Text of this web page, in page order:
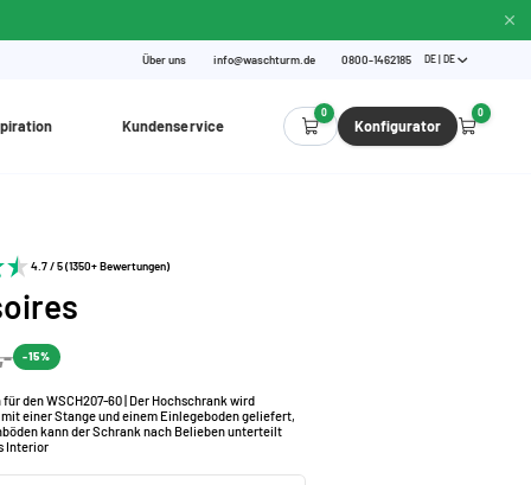
Über uns info@waschturm.de 0800-1462185 DE | DE
Kundenservice
0
Konfigurator
0
4.7 / 5 (1350+ Bewertungen)
-15%
den WSCH207-60 | Der Hochschrank wird
einer Stange und einem Einlegeboden geliefert,
kann der Schrank nach Belieben unterteilt
Interior